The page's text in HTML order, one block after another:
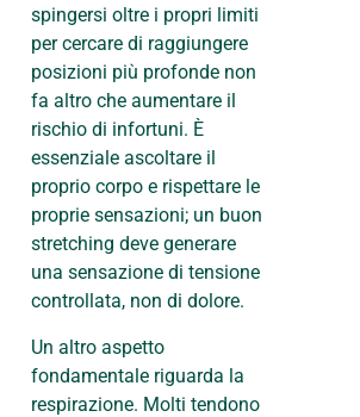
spingersi oltre i propri limiti
per cercare di raggiungere
posizioni più profonde non
fa altro che aumentare il
rischio di infortuni. È
essenziale ascoltare il
proprio corpo e rispettare le
proprie sensazioni; un buon
stretching deve generare
una sensazione di tensione
controllata, non di dolore.
Un altro aspetto
fondamentale riguarda la
respirazione. Molti tendono